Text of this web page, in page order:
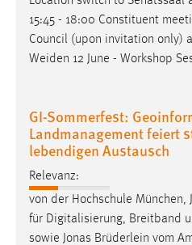
15:45 - 18:00 Constituent
Council (upon invitation only)
Weiden 12 June - Workshop
GI-Sommerfest:
Landmanagement feiert
lebendigen Austausch
Relevanz:
von der Hochschule München,
für Digitalisierung, Breitband
sowie Jonas Brüderlein vom